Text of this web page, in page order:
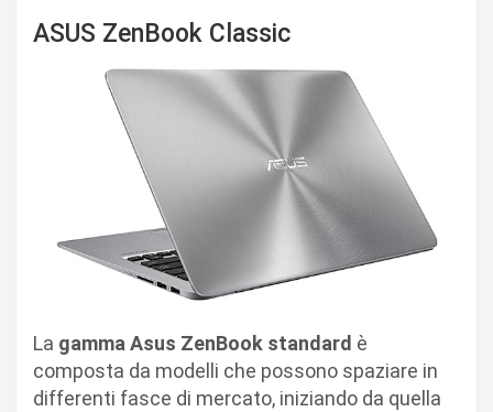
ASUS ZenBook Classic
La gamma Asus ZenBook standard è
composta da modelli che possono spaziare in
differenti fasce di mercato, iniziando da quella